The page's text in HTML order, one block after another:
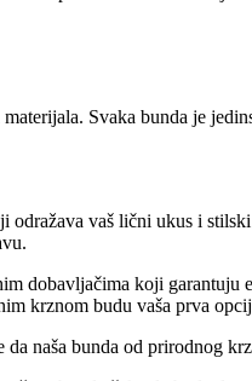
Svaka bunda je
vaš lični ukus i
dobavljačima koji garantuju
krznom budu vaša prva
naša bunda od prirodnog